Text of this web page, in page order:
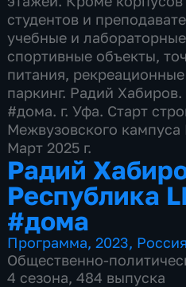
студентов и
учебные и
спортивные объекты,
питания,
паркинг. Радий
#дома. г. Уфа. Старт
Межвузовского
Март 2025 г.
Радий
Республика
#дома
Программа,2023, Россия
Общественно-
4 сезона, 484 выпуска